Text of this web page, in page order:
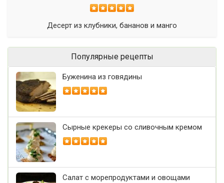
Десерт из клубники, бананов и манго
Популярные рецепты
Буженина из говядины
Сырные крекеры со сливочным кремом
Салат с морепродуктами и овощами